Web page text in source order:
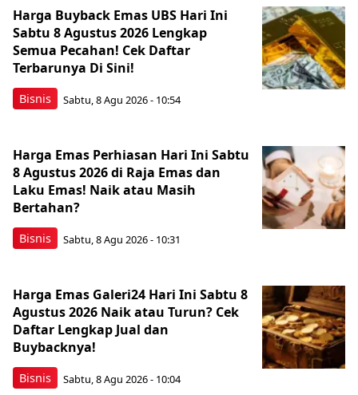
Bisnis
Harga Buyback Emas UBS Hari Ini
Sabtu 8 Agustus 2026 Lengkap
Semua Pecahan! Cek Daftar
Terbarunya Di Sini!
Sabtu, 8 Agu 2026 - 10:54
Bisnis
Harga Emas Perhiasan Hari Ini Sabtu
8 Agustus 2026 di Raja Emas dan
Laku Emas! Naik atau Masih
Bertahan?
Sabtu, 8 Agu 2026 - 10:31
Bisnis
Harga Emas Galeri24 Hari Ini Sabtu 8
Agustus 2026 Naik atau Turun? Cek
Daftar Lengkap Jual dan
Buybacknya!
Sabtu, 8 Agu 2026 - 10:04